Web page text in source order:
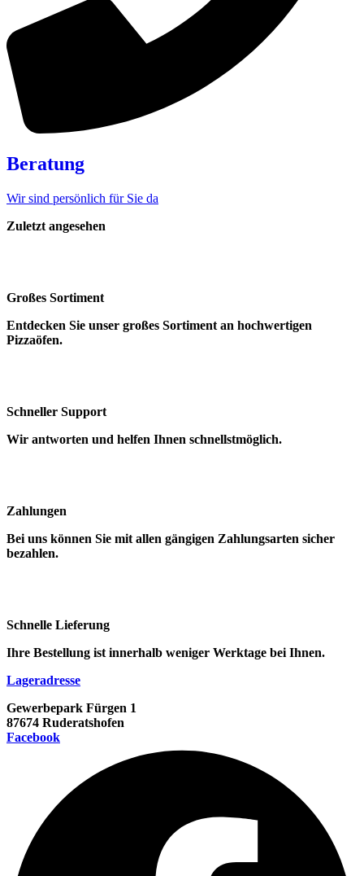
Beratung
Wir sind persönlich für Sie da
Zuletzt angesehen
Großes Sortiment
Entdecken Sie unser großes Sortiment an hochwertigen
Pizzaöfen.
Schneller Support
Wir antworten und helfen Ihnen schnellstmöglich.
Zahlungen
Bei uns können Sie mit allen gängigen Zahlungsarten sicher
bezahlen.
Schnelle Lieferung
Ihre Bestellung ist innerhalb weniger Werktage bei Ihnen.
Lageradresse
Gewerbepark Fürgen 1
87674 Ruderatshofen
Facebook